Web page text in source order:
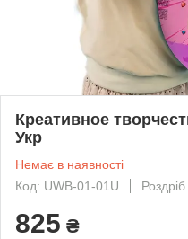
Креативное
Укр
Немає в наявності
Код: UWB-01-01U
Роздріб
825 ₴